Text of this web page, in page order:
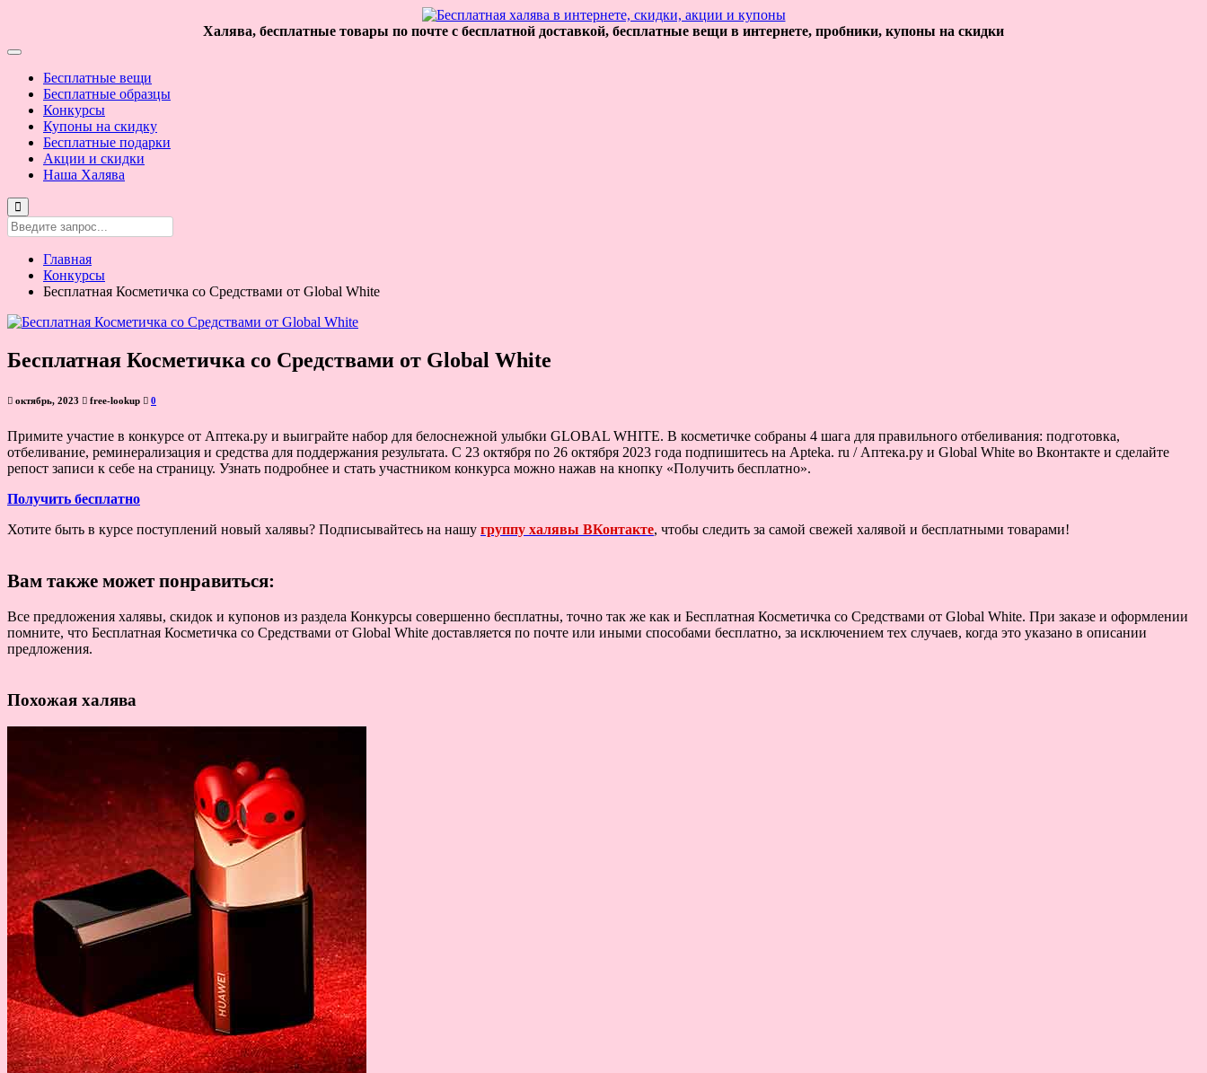
Халява, бесплатные товары по почте с бесплатной доставкой, бесплатные вещи в интернете, пробники, купоны на скидки
Бесплатные вещи
Бесплатные образцы
Конкурсы
Купоны на скидку
Бесплатные подарки
Акции и скидки
Наша Халява
Главная
Конкурсы
Бесплатная Косметичка со Средствами от Global White
Бесплатная Косметичка со Средствами от Global White
октябрь, 2023 free-lookup 0
Примите участие в конкурсе от Аптека.ру и выиграйте набор для белоснежной улыбки GLOBAL WHITE. В косметичке собраны 4 шага для правильного отбеливания: подготовка,
отбеливание, реминерализация и средства для поддержания результата. С 23 октября по 26 октября 2023 года подпишитесь на Аpteka. ru / Аптека.ру и Global White во Вконтакте и сделайте
репост записи к себе на страницу. Узнать подробнее и стать участником конкурса можно нажав на кнопку «Получить бесплатно».
Получить бесплатно
Хотите быть в курсе поступлений новый халявы? Подписывайтесь на нашу группу халявы ВКонтакте, чтобы следить за самой свежей халявой и бесплатными товарами!
Вам также может понравиться:
Все предложения халявы, скидок и купонов из раздела Конкурсы совершенно бесплатны, точно так же как и Бесплатная Косметичка со Средствами от Global White. При заказе и оформлении
помните, что Бесплатная Косметичка со Средствами от Global White доставляется по почте или иными способами бесплатно, за исключением тех случаев, когда это указано в описании
предложения.
Похожая халява